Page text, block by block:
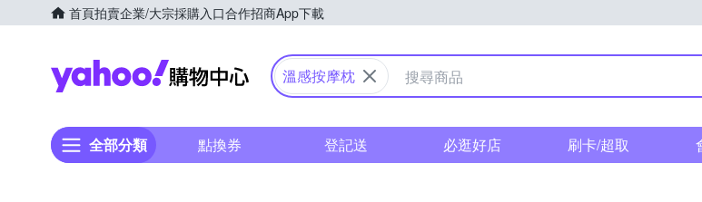
首頁拍賣企業/大宗採購入口合作招商App下載
Yahoo購物中心
溫感按摩枕
全部分類 點換券 登記送 必逛好店 刷卡/超取